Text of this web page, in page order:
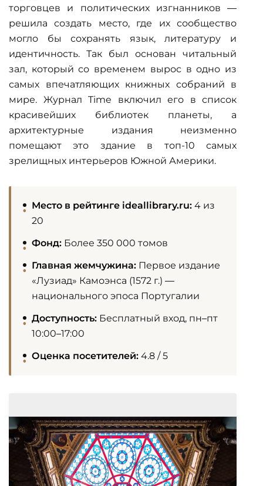
торговцев и политических изгнанников —
решила создать место, где их сообщество
могло бы сохранять язык, литературу и
идентичность. Так был основан читальный
зал, который со временем вырос в одно из
самых впечатляющих книжных собраний в
мире. Журнал Time включил его в список
красивейших библиотек планеты, а
архитектурные издания неизменно
помещают это здание в топ-10 самых
зрелищных интерьеров Южной Америки.
Место в рейтинге ideallibrary.ru: 4 из
20
Фонд: Более 350 000 томов
Главная жемчужина: Первое издание
«Лузиад» Камоэнса (1572 г.) —
национального эпоса Португалии
Доступность: Бесплатный вход, пн–пт
10:00–17:00
Оценка посетителей: 4.8 / 5